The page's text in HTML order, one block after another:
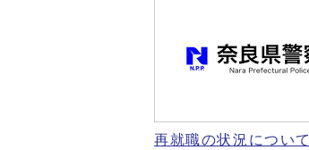
再就職の状況について